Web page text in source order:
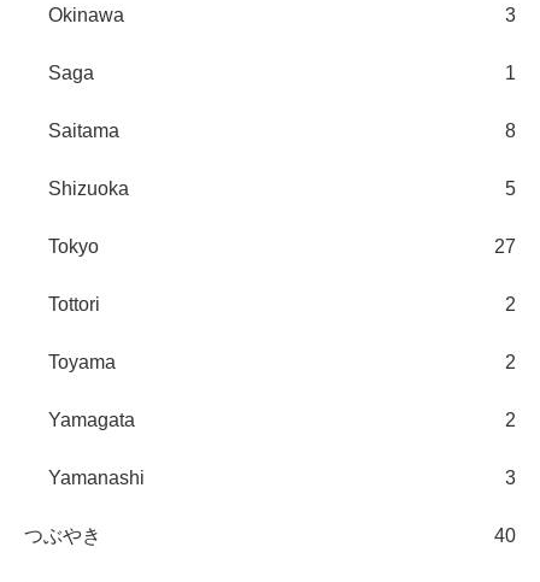
Okinawa 3
Saga 1
Saitama 8
Shizuoka 5
Tokyo 27
Tottori 2
Toyama 2
Yamagata 2
Yamanashi 3
つぶやき 40